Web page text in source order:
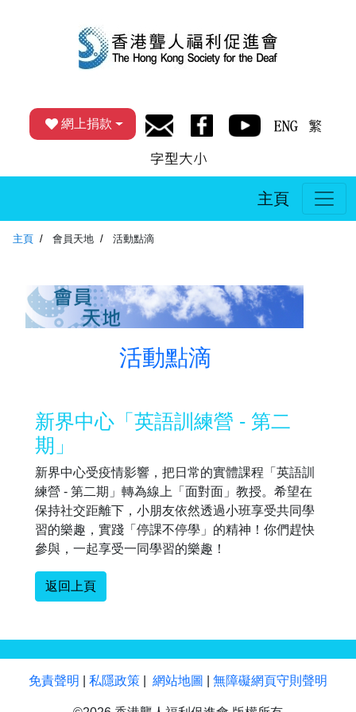
網上捐款
主頁
主頁 會員天地 活動點滴
活動點滴
新界中心「英語訓練營 - 第二
期」
新界中心受疫情影響，把日常的實體課程「英語訓
練營 - 第二期」轉為線上「面對面」教授。希望在
保持社交距離下，小朋友依然透過小班享受共同學
習的樂趣，實踐「停課不停學」的精神！你們趕快
參與，一起享受一同學習的樂趣！
返回上頁
免責聲明 私隱政策 網站地圖 無障礙網頁守則聲明